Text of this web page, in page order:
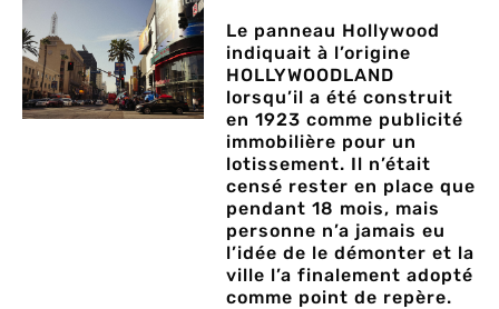
Le panneau Hollywood
indiquait à l’origine
HOLLYWOODLAND
lorsqu’il a été construit
en 1923 comme publicité
immobilière pour un
lotissement. Il n’était
censé rester en place que
pendant 18 mois, mais
personne n’a jamais eu
l’idée de le démonter et la
ville l’a finalement adopté
comme point de repère.